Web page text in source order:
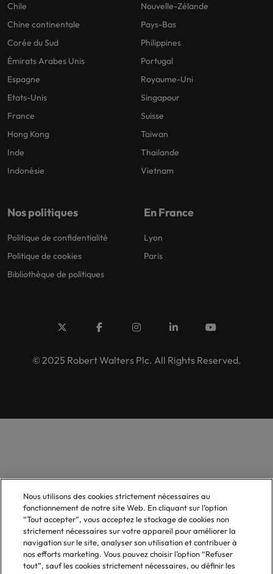
Chile
Chine continentale
Corée du Sud
Émirats Arabes Unis
Espagne
Etats-Unis
France
Hong Kong
Inde
Indonésie
Nouvelle-Zélande
Pays-Bas
Philippines
Portugal
Royaume-Uni
Singapour
Suisse
Taiwan
Thailande
Vietnam
Nos politiques
Politique de confidentialité
Politique de cookies
Bibliothèque de politiques
En France
Lyon
Paris
© 2025 Robert Walters Plc. All Rights Reserved.
Nous utilisons des cookies strictement nécessaires au
fonctionnement de notre site Web. En cliquant sur l’option
“Tout accepter”, vous acceptez le stockage de cookies non
strictement nécessaires sur votre appareil pour améliorer la
navigation sur le site, analyser son utilisation et contribuer à
nos efforts marketing. Vous pouvez choisir l’option “Refuser
tout”, sauf les cookies strictement nécessaires, ou définir les